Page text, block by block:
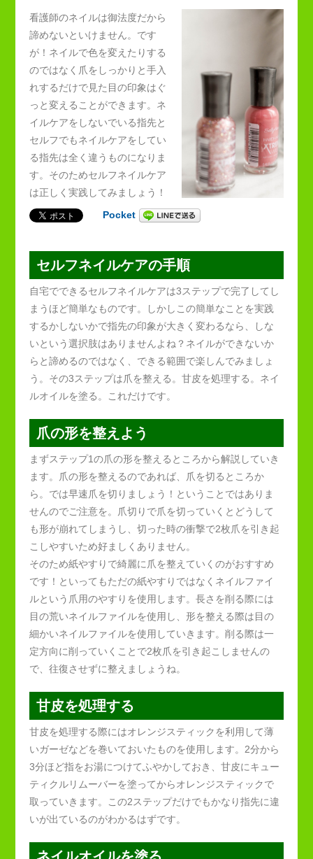
看護師のネイルは御法度だから
諦めないといけません。です
が！ネイルで色を変えたりする
のではなく爪をしっかりと手入
れするだけで見た目の印象はぐ
っと変えることができます。ネ
イルケアをしないでいる指先と
セルフでもネイルケアをしてい
る指先は全く違うものになりま
す。そのためセルフネイルケア
は正しく実践してみましょう！
Pocket
セルフネイルケアの手順
自宅でできるセルフネイルケアは3ステップで完了してし
まうほど簡単なものです。しかしこの簡単なことを実践
するかしないかで指先の印象が大きく変わるなら、しな
いという選択肢はありませんよね？ネイルができないか
らと諦めるのではなく、できる範囲で楽しんでみましょ
う。その3ステップは爪を整える。甘皮を処理する。ネイ
ルオイルを塗る。これだけです。
爪の形を整えよう
まずステップ1の爪の形を整えるところから解説していき
ます。爪の形を整えるのであれば、爪を切るところか
ら。では早速爪を切りましょう！ということではありま
せんのでご注意を。爪切りで爪を切っていくとどうして
も形が崩れてしまうし、切った時の衝撃で2枚爪を引き起
こしやすいため好ましくありません。
そのため紙やすりで綺麗に爪を整えていくのがおすすめ
です！といってもただの紙やすりではなくネイルファイ
ルという爪用のやすりを使用します。長さを削る際には
目の荒いネイルファイルを使用し、形を整える際は目の
細かいネイルファイルを使用していきます。削る際は一
定方向に削っていくことで2枚爪を引き起こしませんの
で、往復させずに整えましょうね。
甘皮を処理する
甘皮を処理する際にはオレンジスティックを利用して薄
いガーゼなどを巻いておいたものを使用します。2分から
3分ほど指をお湯につけてふやかしておき、甘皮にキュー
ティクルリムーバーを塗ってからオレンジスティックで
取っていきます。この2ステップだけでもかなり指先に違
いが出ているのがわかるはずです。